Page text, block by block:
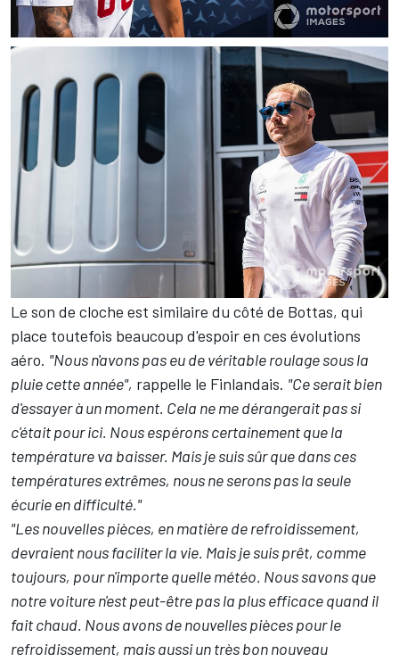
Le son de cloche est similaire du côté de Bottas, qui
place toutefois beaucoup d'espoir en ces évolutions
aéro. "Nous n'avons pas eu de véritable roulage sous la
pluie cette année", rappelle le Finlandais. "Ce serait bien
d'essayer à un moment. Cela ne me dérangerait pas si
c'était pour ici. Nous espérons certainement que la
température va baisser. Mais je suis sûr que dans ces
températures extrêmes, nous ne serons pas la seule
écurie en difficulté."
"Les nouvelles pièces, en matière de refroidissement,
devraient nous faciliter la vie. Mais je suis prêt, comme
toujours, pour n'importe quelle météo. Nous savons que
notre voiture n'est peut-être pas la plus efficace quand il
fait chaud. Nous avons de nouvelles pièces pour le
refroidissement, mais aussi un très bon nouveau